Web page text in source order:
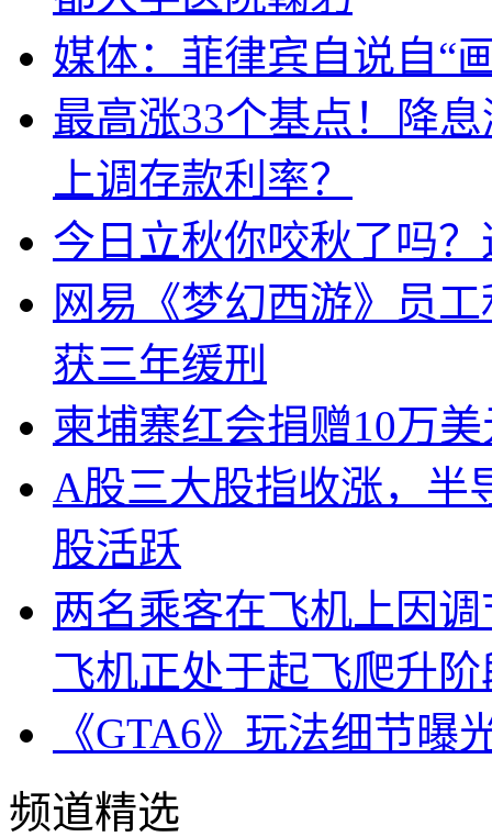
媒体：菲律宾自说自“
最高涨33个基点！降
上调存款利率？
今日立秋你咬秋了吗
网易《梦幻西游》员
获三年缓刑
柬埔寨红会捐赠10万
A股三大股指收涨，半
股活跃
两名乘客在飞机上因
飞机正处于起飞爬升阶
《GTA6》玩法细节
频道精选